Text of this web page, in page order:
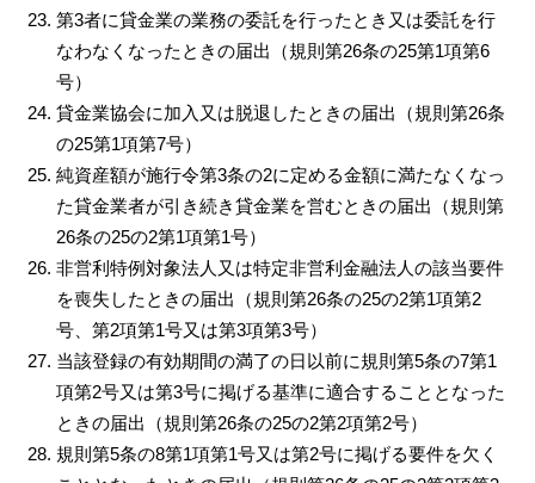
第3者に貸金業の業務の委託を行ったとき又は委託を行
なわなくなったときの届出（規則第26条の25第1項第6
号）
貸金業協会に加入又は脱退したときの届出（規則第26条
の25第1項第7号）
純資産額が施行令第3条の2に定める金額に満たなくなっ
た貸金業者が引き続き貸金業を営むときの届出（規則第
26条の25の2第1項第1号）
非営利特例対象法人又は特定非営利金融法人の該当要件
を喪失したときの届出（規則第26条の25の2第1項第2
号、第2項第1号又は第3項第3号）
当該登録の有効期間の満了の日以前に規則第5条の7第1
項第2号又は第3号に掲げる基準に適合することとなった
ときの届出（規則第26条の25の2第2項第2号）
規則第5条の8第1項第1号又は第2号に掲げる要件を欠く